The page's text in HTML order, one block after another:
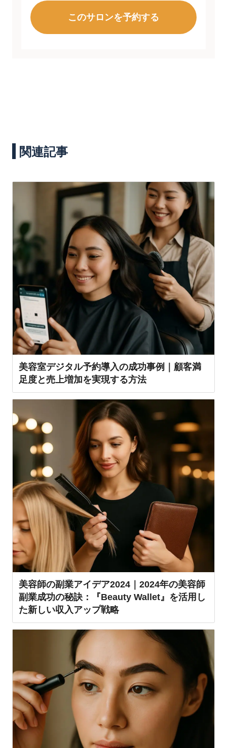
このサロンを予約する
関連記事
美容室デジタル予約導入の成功事例｜顧客満
足度と売上増加を実現する方法
美容師の副業アイデア2024｜2024年の美容師
副業成功の秘訣：『Beauty Wallet』を活用し
た新しい収入アップ戦略